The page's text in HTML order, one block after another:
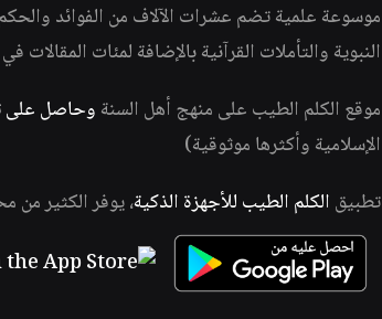
موسوعة علمية تضم عشرات الآلاف من الفوائد والحكم
النبوية والتأملات القرآنية بالإضافة لمئات المقالات
موقع الكلم الطيب على منهج أهل السنة وحاصل على
الإسلامية وأكثرها موثوقية)
تطبيق الكلم الطيب للأجهزة الذكية، يوفر الكثير من